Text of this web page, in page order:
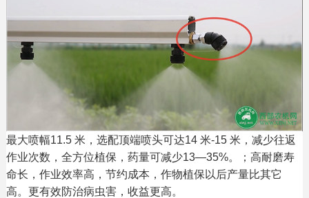
最大喷幅11.5 米，选配顶端喷头可达14 米-15 米，减少往返
作业次数，全方位植保，药量可减少13—35%。；高耐磨寿
命长，作业效率高，节约成本，作物植保以后产量比其它
高。更有效防治病虫害，收益更高。